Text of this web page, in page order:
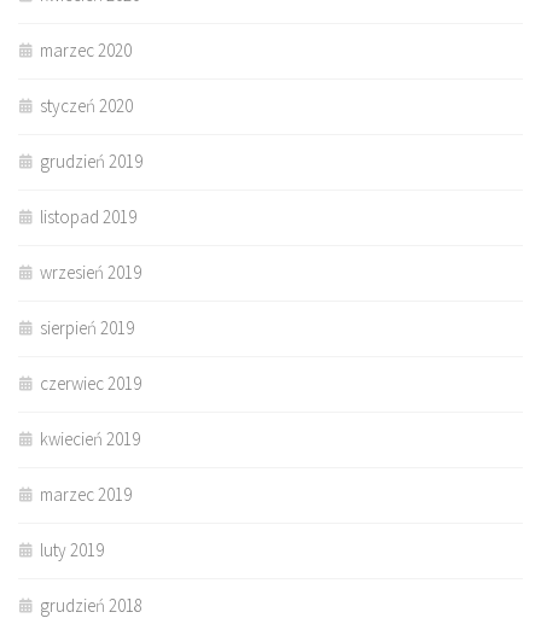
marzec 2020
styczeń 2020
grudzień 2019
listopad 2019
wrzesień 2019
sierpień 2019
czerwiec 2019
kwiecień 2019
marzec 2019
luty 2019
grudzień 2018